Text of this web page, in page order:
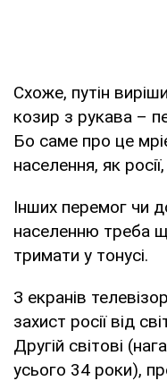
Схоже, путін
козир з рукава –
Бо саме про це
населення, як
Інших перемог чи
населенню треба
тримати у тонусі.
З екранів
захист росії від
Другій світові
усього 34 роки),